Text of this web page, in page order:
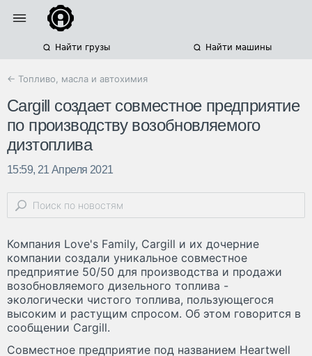
Найти грузы Найти машины
← Топливо, масла и автохимия
Cargill создает совместное предприятие
по производству возобновляемого
дизтоплива
15:59, 21 Апреля 2021
Компания Love's Family, Cargill и их дочерние
компании создали уникальное совместное
предприятие 50/50 для производства и продажи
возобновляемого дизельного топлива -
экологически чистого топлива, пользующегося
высоким и растущим спросом. Об этом говорится в
сообщении Cargill.
Совместное предприятие под названием Heartwell